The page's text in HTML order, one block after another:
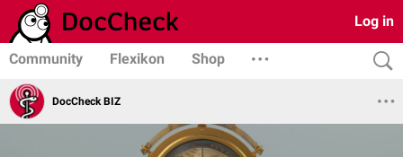
Log in
Community Flexikon Shop
DocCheck BIZ